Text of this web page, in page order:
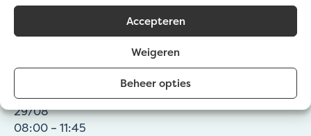
Accepteren
Weigeren
Beheer opties
☀️1 – 19 juli & 8 – 31 augustus
🕖 09:00 – 12:00 | 12:30 – 16:30 uur
🕖 09:00 – 12:00 | 12:30 – 15:30 uur
Zaterdagen wel open in Zedelgem: 4/07, 11/07 &
29/08
08:00 – 11:45